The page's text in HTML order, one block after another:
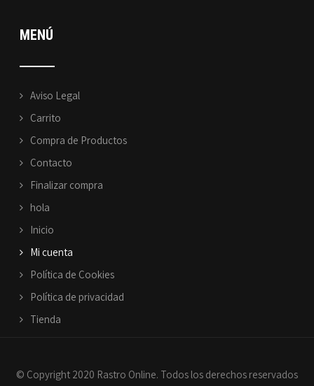
MENÚ
Aviso Legal
Carrito
Compra de Productos
Contacto
Finalizar compra
hola
Inicio
Mi cuenta
Política de Cookies
Política de privacidad
Tienda
© Copyright 2020 Rastro Online. Todos los derechos reservados